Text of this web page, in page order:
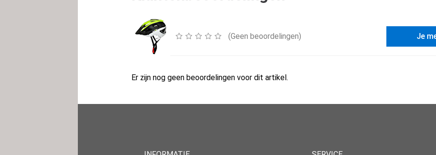
(Geen beoordelingen) Je
Er zijn nog geen beoordelingen voor dit artikel.